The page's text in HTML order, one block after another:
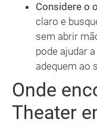
Considere o
claro e
sem abrir
pode ajudar
adequem ao
Onde
Theater